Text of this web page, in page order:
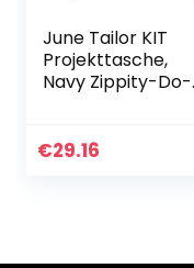
June Tailor KIT
Projekttasche,
Navy Zippity-Do-
€29.16